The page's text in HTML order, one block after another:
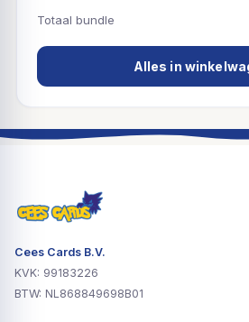
Totaal bundle
Alles in
Cees Cards B.V.
KVK: 99183226
BTW: NL868849698B01